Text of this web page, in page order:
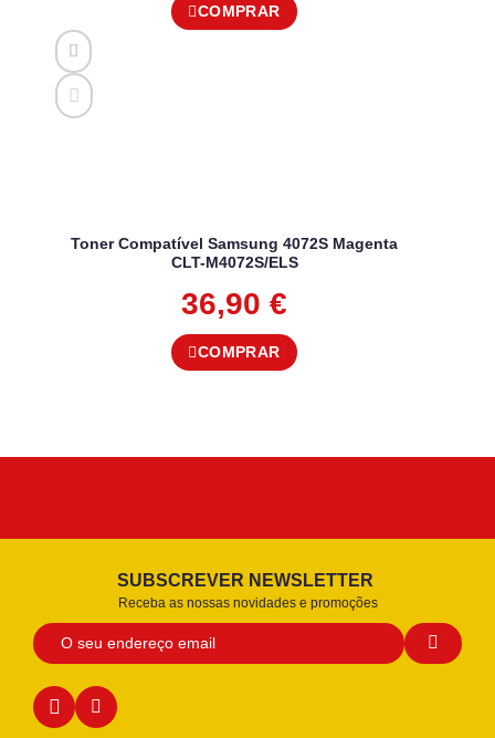
COMPRAR
Toner Compatível Samsung 4072S Magenta
CLT-M4072S/ELS
36,90 €
COMPRAR
SUBSCREVER NEWSLETTER
Receba as nossas novidades e promoções